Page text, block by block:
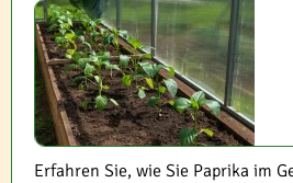
Erfahren Sie, wie Sie Paprika im